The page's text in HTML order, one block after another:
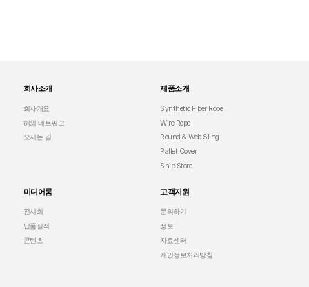
회사소개
회사개요
해외 네트워크
오시는 길
제품소개
Synthetic Fiber Rope
Wire Rope
Round & Web Sling
Pallet Cover
Ship Store
미디어룸
전시회
납품실적
콘텐츠
고객지원
문의하기
정보
자료센터
개인정보처리방침